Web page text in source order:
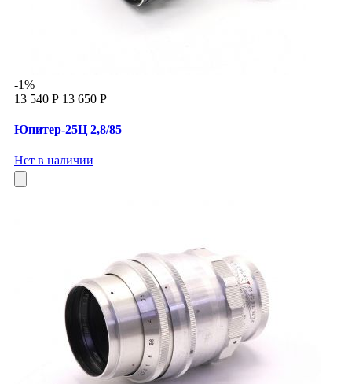
-1%
13 540 Р 13 650 Р
Юпитер-25Ц 2,8/85
Нет в наличии